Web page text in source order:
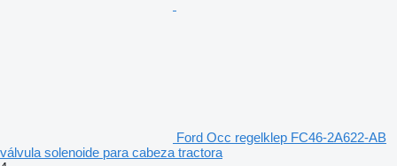
Ford Occ regelklep FC46-2A622-AB
válvula solenoide para cabeza tractora